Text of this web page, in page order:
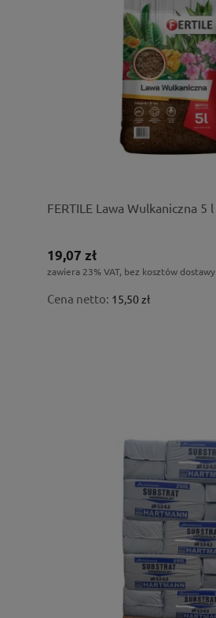
FERTILE Lawa Wulkaniczna 5 l
19,07 zł
zawiera 23% VAT, bez kosztów dostawy
Cena netto: 15,50 zł